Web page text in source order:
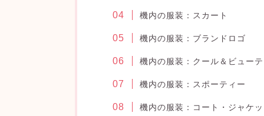
機内の服装：スカート
機内の服装：ブランドロゴ
機内の服装：クール＆ビュー
機内の服装：スポーティー
機内の服装：コート・ジャケッ